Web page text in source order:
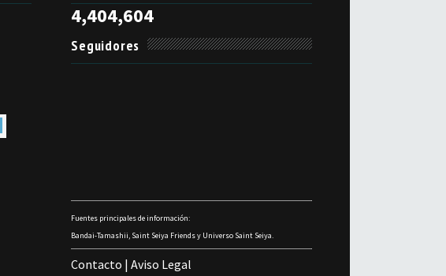
4,404,604
Seguidores
Fuentes principales de información:
Bandai-Tamashii, Saint Seiya Friends y Universo Saint Seiya.
Contacto |Aviso Legal